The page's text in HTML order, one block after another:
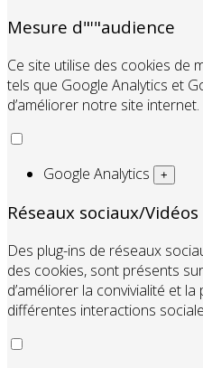
Mesure d"'"audience
Ce site utilise des cookies de
tels que Google Analytics et
d’améliorer notre site internet.
Google Analytics +
Réseaux sociaux/Vidéos
Des plug-ins de réseaux
des cookies, sont présents
d’améliorer la convivialité et
différentes interactions